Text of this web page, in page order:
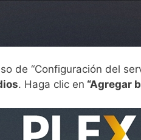
de “Configuración del
. Haga clic en “Agregar